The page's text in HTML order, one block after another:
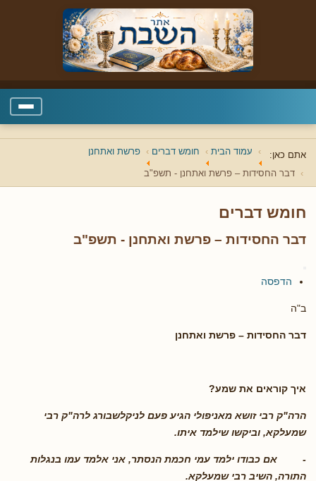
אתם כאן: עמוד הבית חומש דברים פרשת ואתחנן
דבר החסידות – פרשת ואתחנן - תשפ"ב
חומש דברים
דבר החסידות – פרשת ואתחנן - תשפ"ב
הדפסה
ב"ה
דבר החסידות – פרשת ואתחנן
איך קוראים את שמע?
הרה"ק רבי זושא מאניפולי הגיע פעם לניקלשבורג לרה"ק רבי
שמעלקא, וביקשו שילמד איתו.
- אם כבודו ילמד עמי חכמת הנסתר, אני אלמד עמו בנגלות
התורה, השיב רבי שמעלקא.